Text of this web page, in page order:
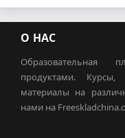
О НАС
Образовательная
продуктами.
материалы на
нами на